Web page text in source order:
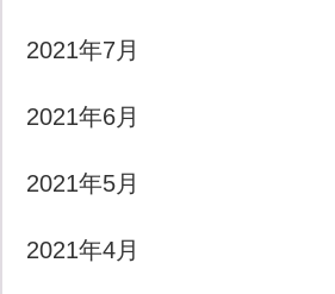
2021年7月
2021年6月
2021年5月
2021年4月